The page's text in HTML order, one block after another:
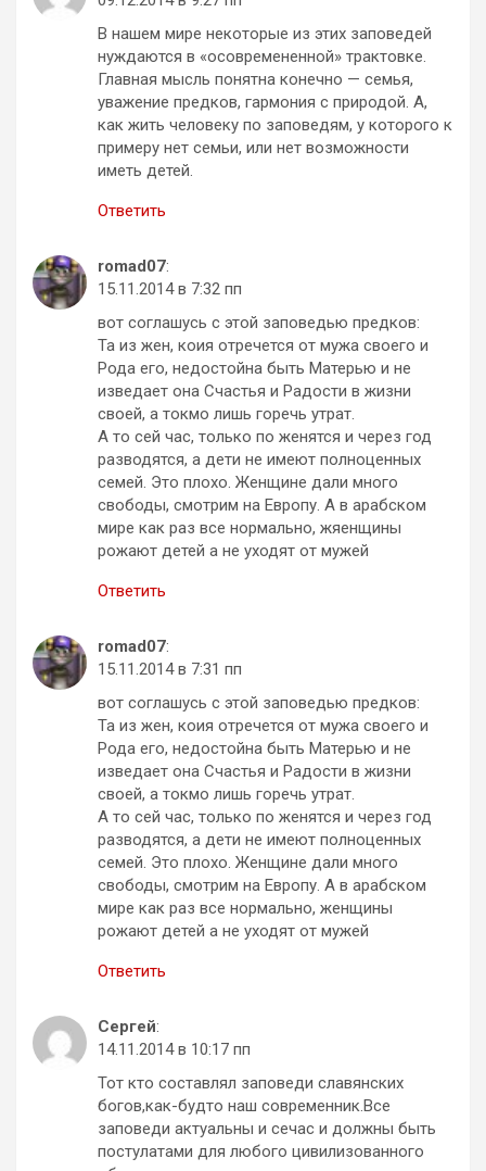
В нашем мире некоторые из этих заповедей
нуждаются в «осовремененной» трактовке.
Главная мысль понятна конечно — семья,
уважение предков, гармония с природой. А,
как жить человеку по заповедям, у которого к
примеру нет семьи, или нет возможности
иметь детей.
Ответить
romad07:
15.11.2014 в 7:32 пп
вот соглашусь с этой заповедью предков:
Та из жен, коия отречется от мужа своего и
Рода его, недостойна быть Матерью и не
изведает она Счастья и Радости в жизни
своей, а токмо лишь горечь утрат.
А то сей час, только по женятся и через год
разводятся, а дети не имеют полноценных
семей. Это плохо. Женщине дали много
свободы, смотрим на Европу. А в арабском
мире как раз все нормально, жяенщины
рожают детей а не уходят от мужей
Ответить
romad07:
15.11.2014 в 7:31 пп
вот соглашусь с этой заповедью предков:
Та из жен, коия отречется от мужа своего и
Рода его, недостойна быть Матерью и не
изведает она Счастья и Радости в жизни
своей, а токмо лишь горечь утрат.
А то сей час, только по женятся и через год
разводятся, а дети не имеют полноценных
семей. Это плохо. Женщине дали много
свободы, смотрим на Европу. А в арабском
мире как раз все нормально, женщины
рожают детей а не уходят от мужей
Ответить
Сергей:
14.11.2014 в 10:17 пп
Тот кто составлял заповеди славянских
богов,как-будто наш современник.Все
заповеди актуальны и сечас и должны быть
постулатами для любого цивилизованного